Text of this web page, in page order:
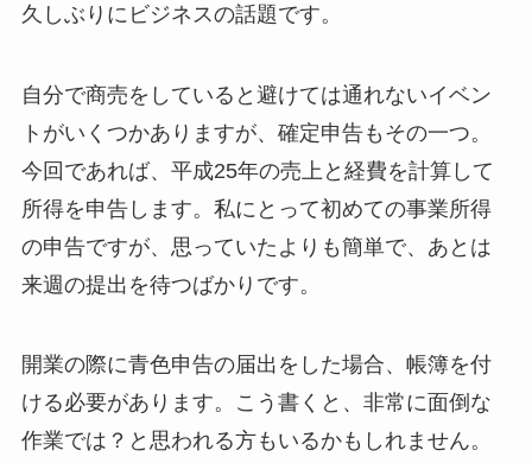
久しぶりにビジネスの話題です。
自分で商売をしていると避けては通れないイベン
トがいくつかありますが、確定申告もその一つ。
今回であれば、平成25年の売上と経費を計算して
所得を申告します。私にとって初めての事業所得
の申告ですが、思っていたよりも簡単で、あとは
来週の提出を待つばかりです。
開業の際に青色申告の届出をした場合、帳簿を付
ける必要があります。こう書くと、非常に面倒な
作業では？と思われる方もいるかもしれません。